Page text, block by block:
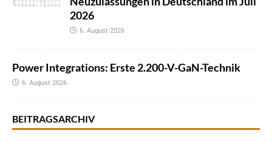
2026
6. August 2026
Power Integrations: Erste 2.200-V-GaN-Technik
6. August 2026
BEITRAGSARCHIV